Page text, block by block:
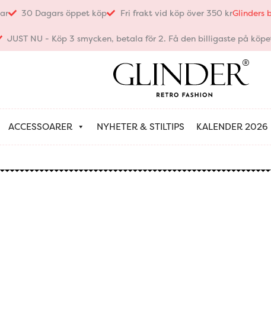
30 Dagars öppet köp Fri frakt vid köp över 350 krGlinders
JUST NU - Köp 3 smycken, betala för 2. Få den billigaste på
ACCESSOARER NYHETER & STILTIPS KALENDER 2026